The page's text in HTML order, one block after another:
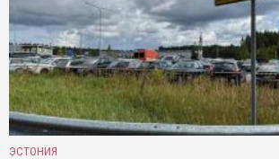
ЭСТОНИЯ